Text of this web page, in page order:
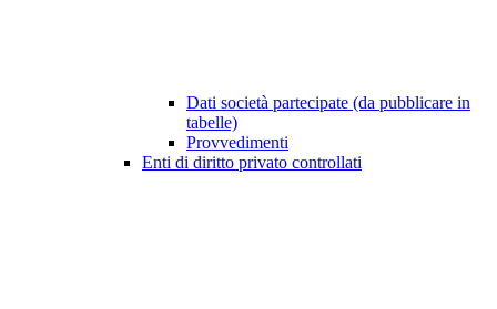
Dati società partecipate (da pubblicare in
tabelle)
Provvedimenti
Enti di diritto privato controllati